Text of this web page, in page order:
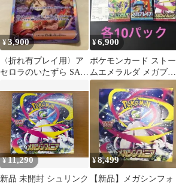
¥3,900
〈折れ有プレイ用〉ア
セロラのいたずら SAR
ア 09…
¥6,900
ポケモンカード ストー
ムエメラルダ メガブレ
イブ メガシンフォニア
各10パック
¥11,290
新品 未開封 シュリンク
¥8,499
【新品】メガシンフォ